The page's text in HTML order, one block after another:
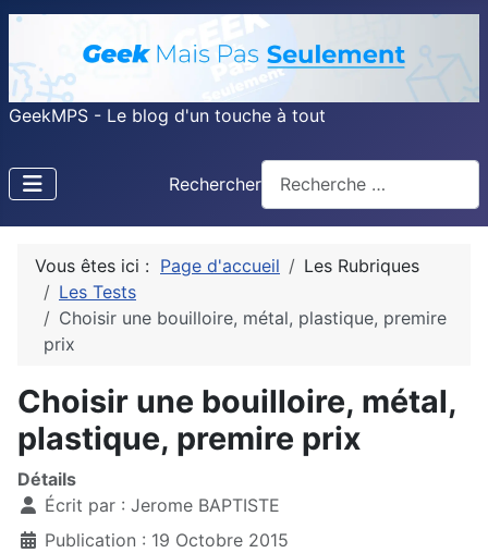
GeekMPS - Le blog d'un touche à tout
Rechercher
Vous êtes ici : Page d'accueil
Les Rubriques
Les Tests
Choisir une bouilloire, métal, plastique, premire
prix
Choisir une bouilloire, métal,
plastique, premire prix
Détails
Écrit par : Jerome BAPTISTE
Publication : 19 Octobre 2015